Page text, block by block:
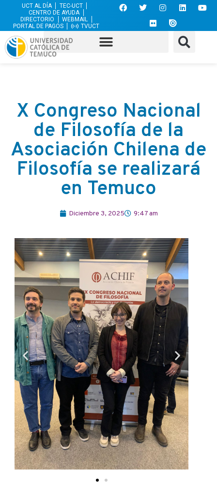
UCT AL DÍA
TEC-UCT
CENTRO DE AYUDA
DIRECTORIO
WEBMAIL
PORTAL DE PAGOS
TVUCT
X Congreso Nacional
de Filosofía de la
Asociación Chilena de
Filosofía se realizará
en Temuco
Diciembre 3, 2025 9:47 am